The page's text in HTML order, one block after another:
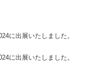
に出展いたしました。
に出展いたしました。